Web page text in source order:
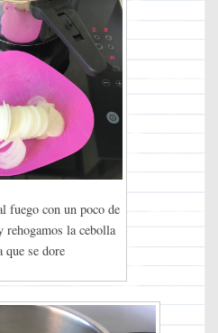
fuego con un poco de
rehogamos la cebolla
que se dore